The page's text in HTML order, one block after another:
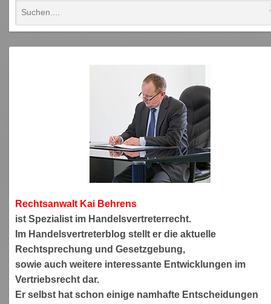
Rechtsanwalt Kai Behrens
ist Spezialist im Handelsvertreterrecht.
Im Handelsvertreterblog stellt er die aktuelle
Rechtsprechung und Gesetzgebung,
sowie auch weitere interessante Entwicklungen im
Vertriebsrecht dar.
Er selbst hat schon einige namhafte Entscheidungen